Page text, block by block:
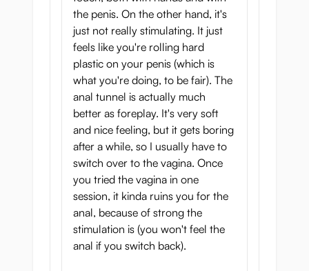
the penis. On the other hand, it's
just not really stimulating. It just
feels like you're rolling hard
plastic on your penis (which is
what you're doing, to be fair). The
anal tunnel is actually much
better as foreplay. It's very soft
and nice feeling, but it gets boring
after a while, so I usually have to
switch over to the vagina. Once
you tried the vagina in one
session, it kinda ruins you for the
anal, because of strong the
stimulation is (you won't feel the
anal if you switch back).